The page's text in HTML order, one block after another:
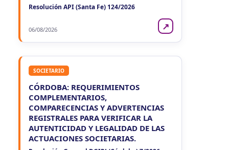
Resolución API (Santa Fe) 124/2026
06/08/2026 ↗
SOCIETARIO
CÓRDOBA: REQUERIMIENTOS
COMPLEMENTARIOS,
COMPARECENCIAS Y ADVERTENCIAS
REGISTRALES PARA VERIFICAR LA
AUTENTICIDAD Y LEGALIDAD DE LAS
ACTUACIONES SOCIETARIAS.